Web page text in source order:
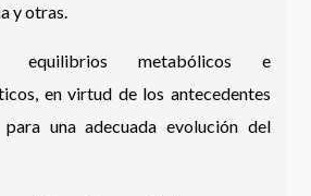
y otras.
equilibrios metabólicos e
en virtud de los antecedentes
una adecuada evolución del